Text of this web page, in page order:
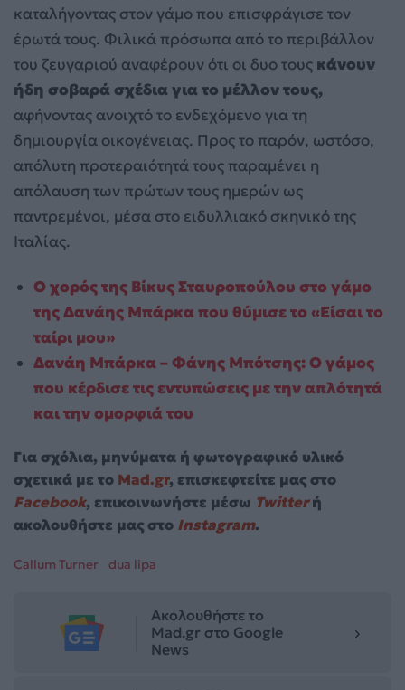
καταλήγοντας στον γάμο που επισφράγισε τον
έρωτά τους. Φιλικά πρόσωπα από το περιβάλλον
του ζευγαριού αναφέρουν ότι οι δυο τους κάνουν
ήδη σοβαρά σχέδια για το μέλλον τους,
αφήνοντας ανοιχτό το ενδεχόμενο για τη
δημιουργία οικογένειας. Προς το παρόν, ωστόσο,
απόλυτη προτεραιότητά τους παραμένει η
απόλαυση των πρώτων τους ημερών ως
παντρεμένοι, μέσα στο ειδυλλιακό σκηνικό της
Ιταλίας.
Ο χορός της Βίκυς Σταυροπούλου στο γάμο
της Δανάης Μπάρκα που θύμισε το «Είσαι το
ταίρι μου»
Δανάη Μπάρκα – Φάνης Μπότσης: Ο γάμος
που κέρδισε τις εντυπώσεις με την απλότητά
και την ομορφιά του
Για σχόλια, μηνύματα ή φωτογραφικό υλικό
σχετικά με το Mad.gr, επισκεφτείτε μας στο
Facebook, επικοινωνήστε μέσω Twitterή
ακολουθήστε μας στο Instagram.
Callum Turner dua lipa
Ακολουθήστε το
Mad.gr στο Google
News